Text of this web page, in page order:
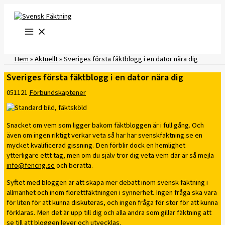
innehåll
Hem»Aktuellt»Sveriges första fäktblogg i en dator nära dig
Sveriges första fäktblogg i en dator nära dig
051121Förbundskaptener
Snacket om vem som ligger bakom fäktbloggen är i full gång. Och
även om ingen riktigt verkar veta så har har svenskfaktning.se en
mycket kvalificerad gissning. Den förblir dock en hemlighet
ytterligare ettt tag, men om du själv tror dig veta vem där är så mejla
info@fencng.seoch berätta.
Syftet med bloggen är att skapa mer debatt inom svensk fäktning i
allmänhet och inom florettfäktningen i synnerhet. Ingen fråga ska vara
för liten för att kunna diskuteras, och ingen fråga för stor för att kunna
förklaras. Men det är upp till dig och alla andra som gillar fäktning att